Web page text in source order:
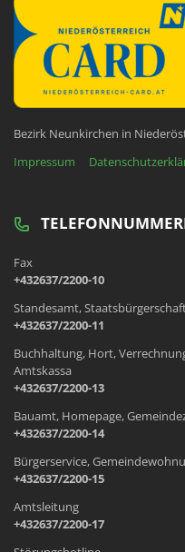
Bezirk Neunkirchen in
Impressum
Fax
+432637/2200-10
Standesamt,
+432637/2200-11
Buchhaltung, Hort,
Amtskassa
+432637/2200-13
Bauamt, Homepage,
+432637/2200-14
Bürgerservice,
+432637/2200-15
Amtsleitung
+432637/2200-17